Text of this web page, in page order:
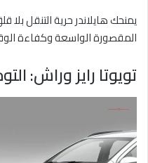
يمنحك هايلاندر حرية التنقل
المقصورة الواسعة وكفاءة
تويوتا رايز وراش: